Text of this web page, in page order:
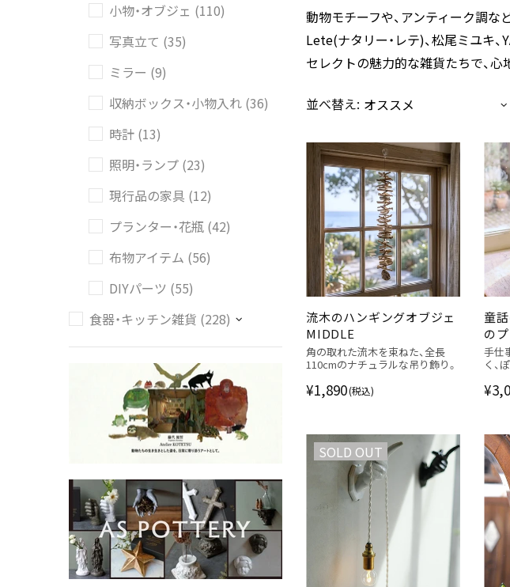
小物・オブジェ (110)
写真立て (35)
ミラー (9)
収納ボックス・小物入れ (36)
時計 (13)
照明・ランプ (23)
現行品の家具 (12)
プランター・花瓶 (42)
布物アイテム (56)
DIYパーツ (55)
食器・キッチン雑貨 (228)
動物モチーフや、アンティーク調
Lete(ナタリー・レテ)、松尾ミユキ
セレクトの魅力的な雑貨たちで、
並べ替え:
流木のハンギングオブジェ
MIDDLE
角の取れた流木を束ねた、全長
110cmのナチュラルな吊り飾り。
¥1,890(税込)
童
の
ト
手仕
く、
SOLD OUT